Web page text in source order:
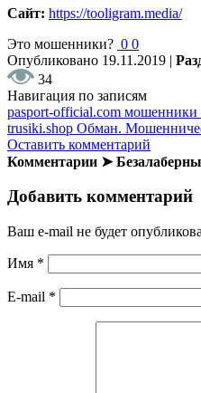
Сайт: https://tooligram.media/
Это мошенники? 0 0
Опубликовано 19.11.2019 |
34
Навигация по записям
pasport-official.com мошенники
trusiki.shop Обман.
Оставить комментарий
Комментарии ➤
Добавить комментарий
Ваш e-mail не будет
Имя *
E-mail *